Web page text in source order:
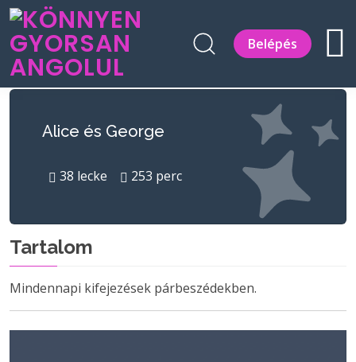
Belépés
Alice és George
38 lecke 253 perc
Tartalom
Mindennapi kifejezések párbeszédekben.